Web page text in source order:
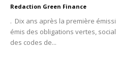
Redaction Green Finance
. Dix ans après la première
émis des obligations vertes,
des codes de...